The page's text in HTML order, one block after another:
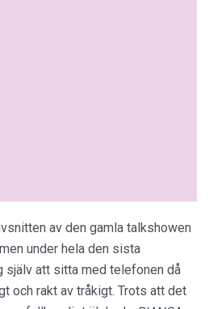
av den gamla talkshowen
under hela den sista
själv att sitta med telefonen då
och rakt av tråkigt. Trots att det